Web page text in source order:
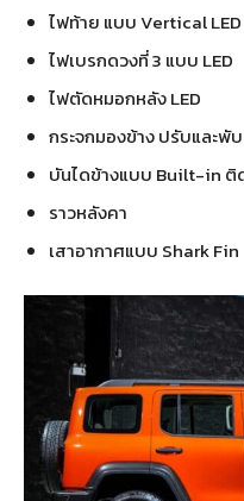
ไฟท้าย แบบ Vertical LED
ไฟเบรกดวงที่ 3 แบบ LED
ไฟตัดหมอกหลัง LED
กระจกมองข้าง ปรับและพั
บันไดข้างแบบ Built-in ติ
ราวหลังคา
เสาอากาศแบบ Shark Fin